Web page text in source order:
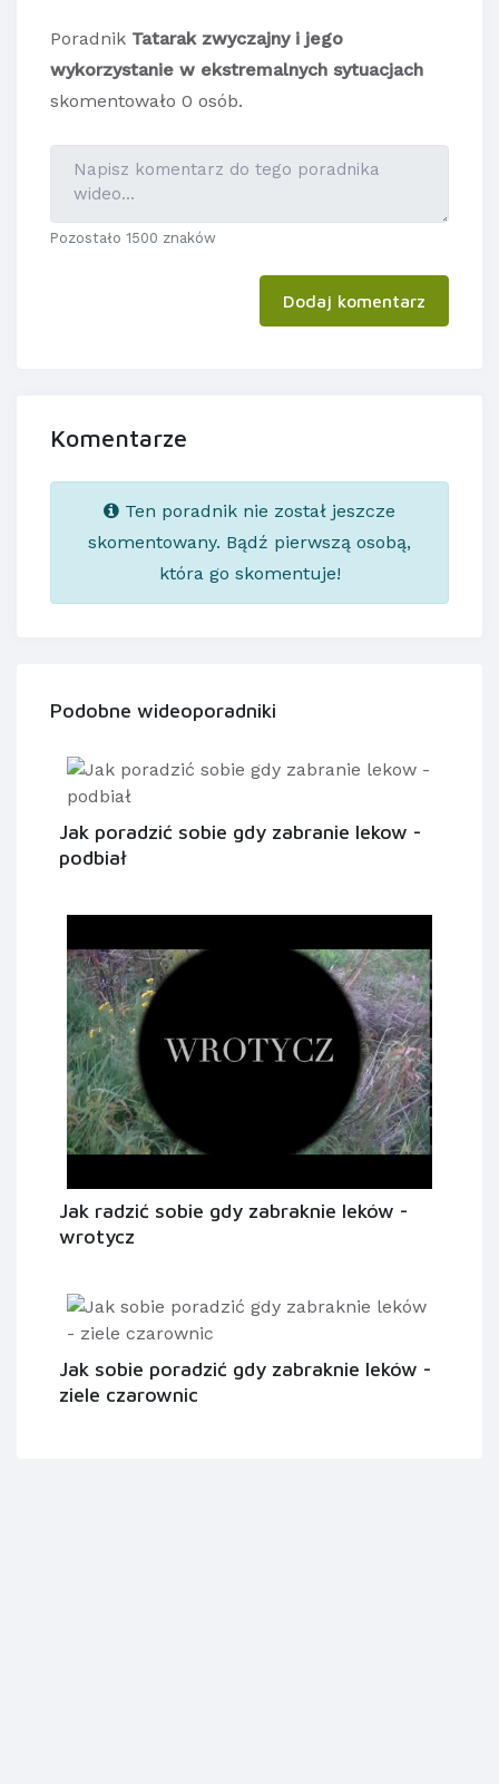
Poradnik Tatarak zwyczajny i jego
wykorzystanie w ekstremalnych sytuacjach
skomentowało 0 osób.
Pozostało 1500 znaków
Dodaj komentarz
Komentarze
Ten poradnik nie został jeszcze
skomentowany. Bądź pierwszą osobą,
która go skomentuje!
Podobne wideoporadniki
Jak poradzić sobie gdy zabranie lekow -
podbiał
Jak radzić sobie gdy zabraknie leków -
wrotycz
Jak sobie poradzić gdy zabraknie leków -
ziele czarownic